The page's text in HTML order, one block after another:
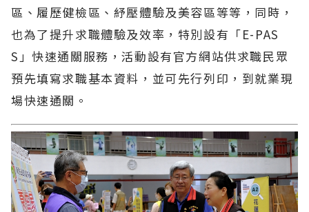
區、履歷健檢區、紓壓體驗及美容區等等，同時，
也為了提升求職體驗及效率，特別設有「E-PAS
S」快速通關服務，活動設有官方網站供求職民眾
預先填寫求職基本資料，並可先行列印，到就業現
場快速通關。